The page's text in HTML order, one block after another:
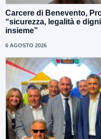
Carcere di Benevento,
“sicurezza, legalità e
insieme”
6 AGOSTO 2026